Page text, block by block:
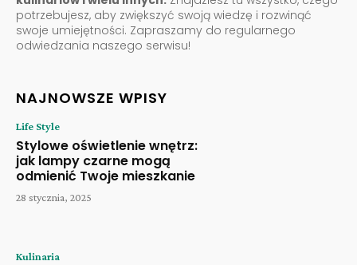
potrzebujesz, aby zwiększyć swoją wiedzę i rozwinąć
swoje umiejętności. Zapraszamy do regularnego
odwiedzania naszego serwisu!
NAJNOWSZE WPISY
Life Style
Stylowe oświetlenie wnętrz:
jak lampy czarne mogą
odmienić Twoje mieszkanie
28 stycznia, 2025
Kulinaria